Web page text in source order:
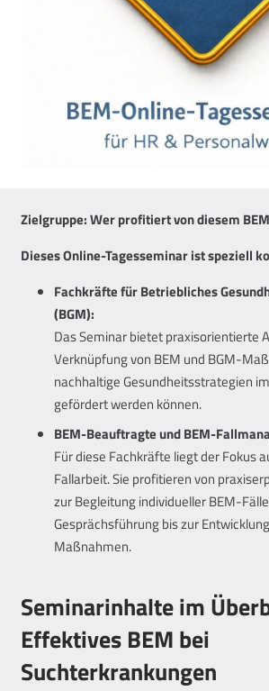
Zielgruppe: Wer profitiert von diesem
Dieses Online-Tagesseminar ist speziell
Fachkräfte für Betriebliches
(BGM):
Das Seminar bietet praxisorientierte
Verknüpfung von BEM und BGM-
nachhaltige Gesundheitsstrategien
gefördert werden können.
BEM-Beauftragte und BEM-
Für diese Fachkräfte liegt der Fokus
Fallarbeit. Sie profitieren von
zur Begleitung individueller BEM-
Gesprächsführung bis zur
Maßnahmen.
Seminarinhalte im
Effektives BEM bei
Suchterkrankungen